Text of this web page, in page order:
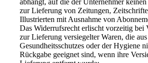
abhängt, auf die der Unternehmer
zur Lieferung von Zeitungen,
Illustrierten mit Ausnahme von
Das Widerrufsrecht erlischt vorzeitig bei
zur Lieferung versiegelter Waren, die
Gesundheitsschutzes oder der Hygiene
Rückgabe geeignet sind, wenn ihre